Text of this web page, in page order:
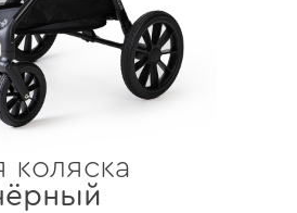
коляска